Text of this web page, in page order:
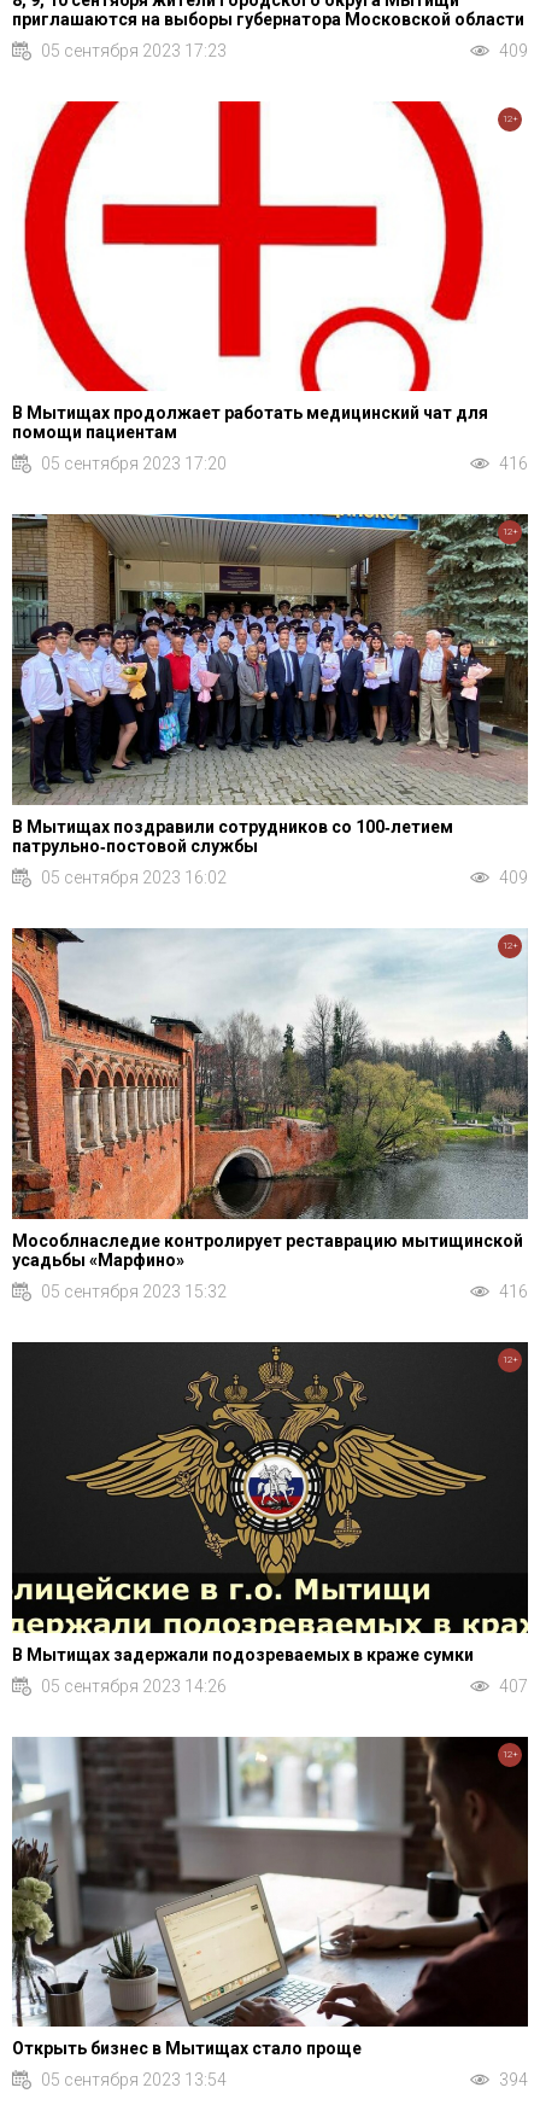
приглашаются на выборы губернатора Московской области
05 сентября 2023 17:23
409
В Мытищах продолжает работать медицинский чат для
помощи пациентам
05 сентября 2023 17:20
416
12+
В Мытищах поздравили сотрудников со 100‑летием
патрульно‑постовой службы
05 сентября 2023 16:02
409
12+
Мособлнаследие контролирует реставрацию мытищинской
усадьбы «Марфино»
05 сентября 2023 15:32
416
12+
В Мытищах задержали подозреваемых в краже сумки
05 сентября 2023 14:26
407
12+
Открыть бизнес в Мытищах стало проще
05 сентября 2023 13:54
394
12+